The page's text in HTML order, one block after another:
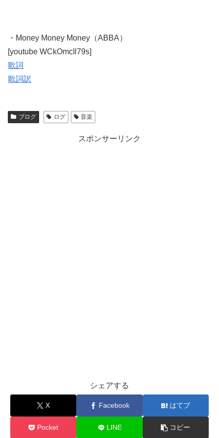
・Money Money Money（ABBA）
[youtube WCkOmcIl79s]
歌詞
歌詞訳
ブログ ログ 音楽
スポンサーリンク
シェアする
X Facebook はてブ
Pocket LINE コピー